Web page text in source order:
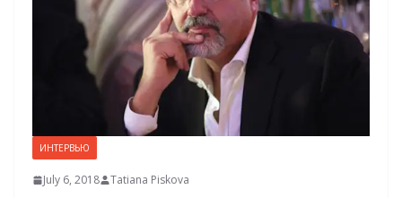
ИНТЕРВЬЮ
July 6, 2018 Tatiana Piskova